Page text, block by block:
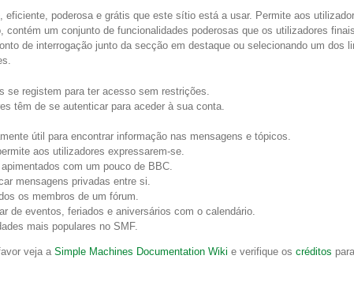
poderosa e grátis que este sítio está a usar. Permite aos
um conjunto de funcionalidades poderosas que os utilizadores
de interrogação junto da secção em destaque ou selecionando um
registem para ter acesso sem restrições.
têm de se autenticar para aceder à sua conta.
útil para encontrar informação nas mensagens e tópicos.
aos utilizadores expressarem-se.
com um pouco de BBC.
mensagens privadas entre si.
os membros de um fórum.
de eventos, feriados e aniversários com o calendário.
mais populares no SMF.
veja aSimple Machines Documentation Wiki e verifique oscréditos